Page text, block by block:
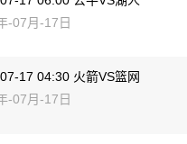
-07月-17日
17 04:30 火箭VS篮网
-07月-17日